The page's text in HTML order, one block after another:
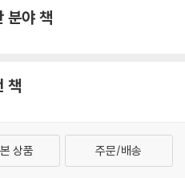
분야 책
책
상품 주문/배송